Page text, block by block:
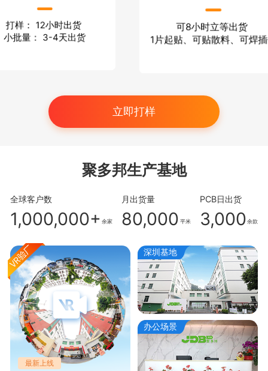
打样： 12小时出货
小批量： 3-4天出货
可8小时立等出货
1片起贴、可贴散料、可焊
立即打样
聚多邦生产基地
全球客户数
1,000,000+ 余家
月出货量
80,000 平米
PCB日出货
3,000 余款
最新上线
深圳基地
办公场景